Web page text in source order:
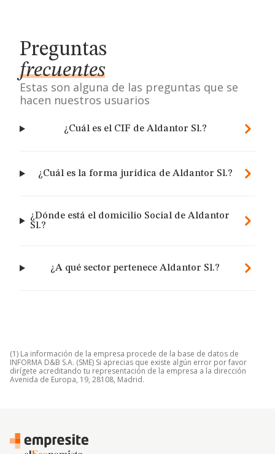
Preguntas
frecuentes
Estas son alguna de las preguntas que se
hacen nuestros usuarios
¿Cuál es el CIF de Aldantor Sl.?
¿Cuál es la forma jurídica de Aldantor Sl.?
¿Dónde está el domicilio Social de Aldantor
Sl.?
¿A qué sector pertenece Aldantor Sl.?
(1) La información de la empresa procede de la base de datos de
INFORMA D&B S.A. (SME) Si aprecias que existe algún error por favor
dirígete acreditando tu representación de la empresa a la dirección
Avenida de Europa, 19, 28108, Madrid.